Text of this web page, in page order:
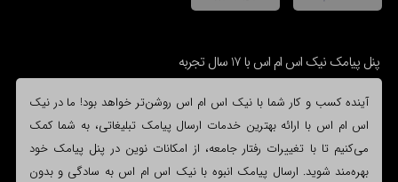
پنل پیامک نیک اس ام اس با 17 سال تجربه
آینده کسب و کار شما با نیک اس ام اس روشن‌تر خواهد بود! ما در نیک
اس ام اس با ارائه بهترین خدمات ارسال پیامک تبلیغاتی، به شما کمک
می‌کنیم تا با تغییرات رفتار جامعه، از امکانات نوین در پنل پیامک خود
بهره‌مند شوید. ارسال پیامک انبوه با نیک اس ام اس به سادگی و بدون